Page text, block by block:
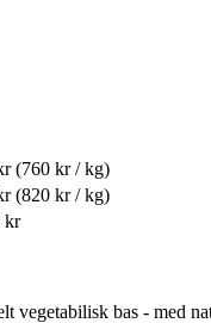
(760 kr / kg)
(820 kr / kg)
kr
vegetabilisk bas - med